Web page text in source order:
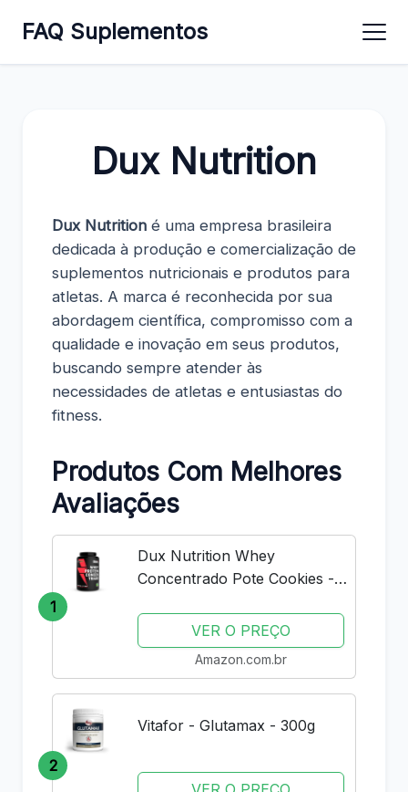
FAQ Suplementos
Dux Nutrition
Dux Nutrition é uma empresa brasileira
dedicada à produção e comercialização de
suplementos nutricionais e produtos para
atletas. A marca é reconhecida por sua
abordagem científica, compromisso com a
qualidade e inovação em seus produtos,
buscando sempre atender às
necessidades de atletas e entusiastas do
fitness.
Produtos Com Melhores
Avaliações
1
Dux Nutrition Whey
Concentrado Pote Cookies -
VER O PREÇO
Amazon.com.br
2
Vitafor - Glutamax - 300g